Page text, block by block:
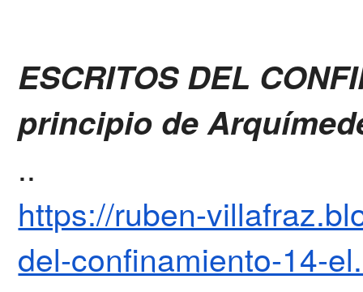
ESCRITOS DEL
principio de
..
https://ruben-
del-confinamiento-14-